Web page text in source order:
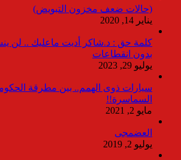
(حالات ضعف مخزون التبويض)
يناير 14, 2020
بدون انقطاعات
يوليو 29, 2023
سيارات ذوى الهمم.. بين مطرقة
السماسرة!!
مايو 2, 2021
العضمجى
يوليو 2, 2019